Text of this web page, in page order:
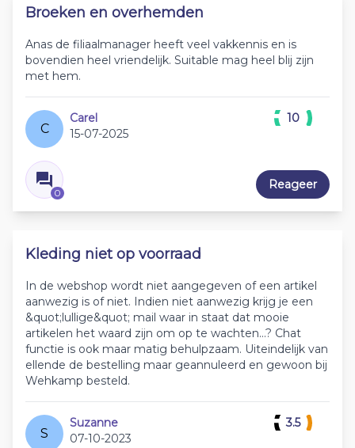
Broeken en overhemden
Anas de filiaalmanager heeft veel vakkennis en is
bovendien heel vriendelijk. Suitable mag heel blij zijn
met hem.
C
Carel
15-07-2025
0
10
Reageer
Kleding niet op voorraad
In de webshop wordt niet aangegeven of een artikel
aanwezig is of niet. Indien niet aanwezig krijg je een
&quot;lullige&quot; mail waar in staat dat mooie
artikelen het waard zijn om op te wachten...? Chat
functie is ook maar matig behulpzaam. Uiteindelijk van
ellende de bestelling maar geannuleerd en gewoon bij
Wehkamp besteld.
S
Suzanne
07-10-2023
3.5